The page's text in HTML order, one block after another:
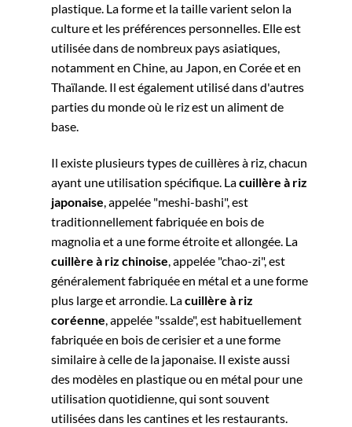
plastique. La forme et la taille varient selon la
culture et les préférences personnelles. Elle est
utilisée dans de nombreux pays asiatiques,
notamment en Chine, au Japon, en Corée et en
Thaïlande. Il est également utilisé dans d'autres
parties du monde où le riz est un aliment de
base.
Il existe plusieurs types de cuillères à riz, chacun
ayant une utilisation spécifique. Lacuillère à riz
japonaise, appelée "meshi-bashi", est
traditionnellement fabriquée en bois de
magnolia et a une forme étroite et allongée. La
cuillère à riz chinoise, appelée "chao-zi", est
généralement fabriquée en métal et a une forme
plus large et arrondie. Lacuillère à riz
coréenne, appelée "ssalde", est habituellement
fabriquée en bois de cerisier et a une forme
similaire à celle de la japonaise. Il existe aussi
des modèles en plastique ou en métal pour une
utilisation quotidienne, qui sont souvent
utilisées dans les cantines et les restaurants.